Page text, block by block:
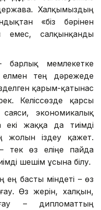
Халқымыздың
«біз бәрінен
емес, салқынқанды
мемлекетке
тең дәрежеде
қарым-қатынас
Келіссөзде қарсы
саяси, экономикалық
жаққа да тиімді
жолын іздеу қажет.
тек өз еліңе пайда
шешім ұсына білу.
ең басты міндеті – өз
Өз жерін, халқын,
– дипломаттың